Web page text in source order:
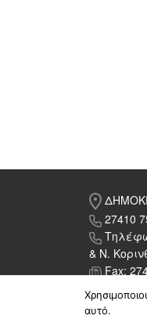
27410
& Ν.
Fax:
αυτό.